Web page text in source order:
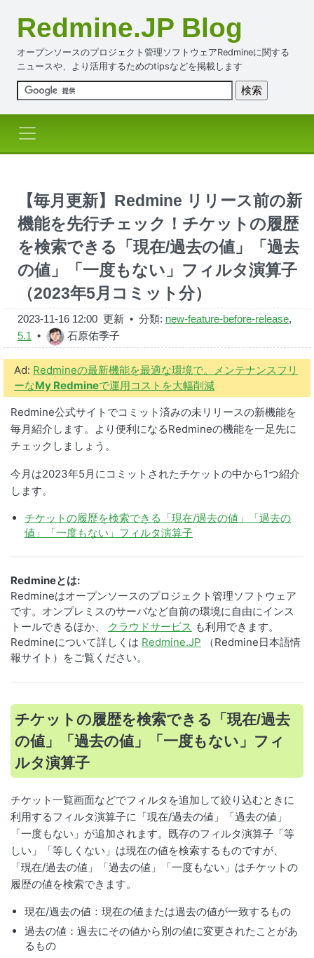
Redmine.JP Blog
オープンソースのプロジェクト管理ソフトウェアRedmineに関する
ニュースや、より活用するためのtipsなどを掲載します
【毎月更新】Redmine リリース前の新
機能を先行チェック！チケットの履歴
を検索できる「現在/過去の値」「過去
の値」「一度もない」フィルタ演算子
（2023年5月コミット分）
2023-11-16 12:00 更新 • 分類: new-feature-before-release,
5.1 • 石原佑季子
Ad: Redmineの最新機能を最適な環境で。メンテナンスフリ
ーなMy Redmineで運用コストを大幅削減
Redmine公式サイトでコミット済みの未リリースの新機能を
毎月紹介します。より便利になるRedmineの機能を一足先に
チェックしましょう。
今月は2023年5月にコミットされたチケットの中から1つ紹介
します。
チケットの履歴を検索できる「現在/過去の値」「過去の
値」「一度もない」フィルタ演算子
Redmineとは:
Redmineはオープンソースのプロジェクト管理ソフトウェア
です。オンプレミスのサーバなど自前の環境に自由にインス
トールできるほか、
クラウドサービス も利用できます。
Redmineについて詳しくは Redmine.JP （Redmine日本語情
報サイト）をご覧ください。
チケットの履歴を検索できる「現在/過去
の値」「過去の値」「一度もない」フィ
ルタ演算子
チケット一覧画面などでフィルタを追加して絞り込むときに
利用するフィルタ演算子に「現在/過去の値」「過去の値」
「一度もない」が追加されます。既存のフィルタ演算子「等
しい」「等しくない」は現在の値を検索するものですが、
「現在/過去の値」「過去の値」「一度もない」はチケットの
履歴の値を検索できます。
現在/過去の値：現在の値または過去の値が一致するもの
過去の値：過去にその値から別の値に変更されたことがあ
るもの